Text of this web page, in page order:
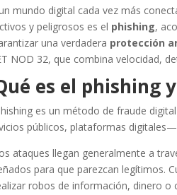
mundo digital cada vez más
y peligrosos es el phishing,
una verdadera protección
NOD 32, que combina velocidad,
es el phishing
es un método de fraude
públicos, plataformas
ataques llegan generalmente a
para que parezcan legítimos.
robos de información, dinero o